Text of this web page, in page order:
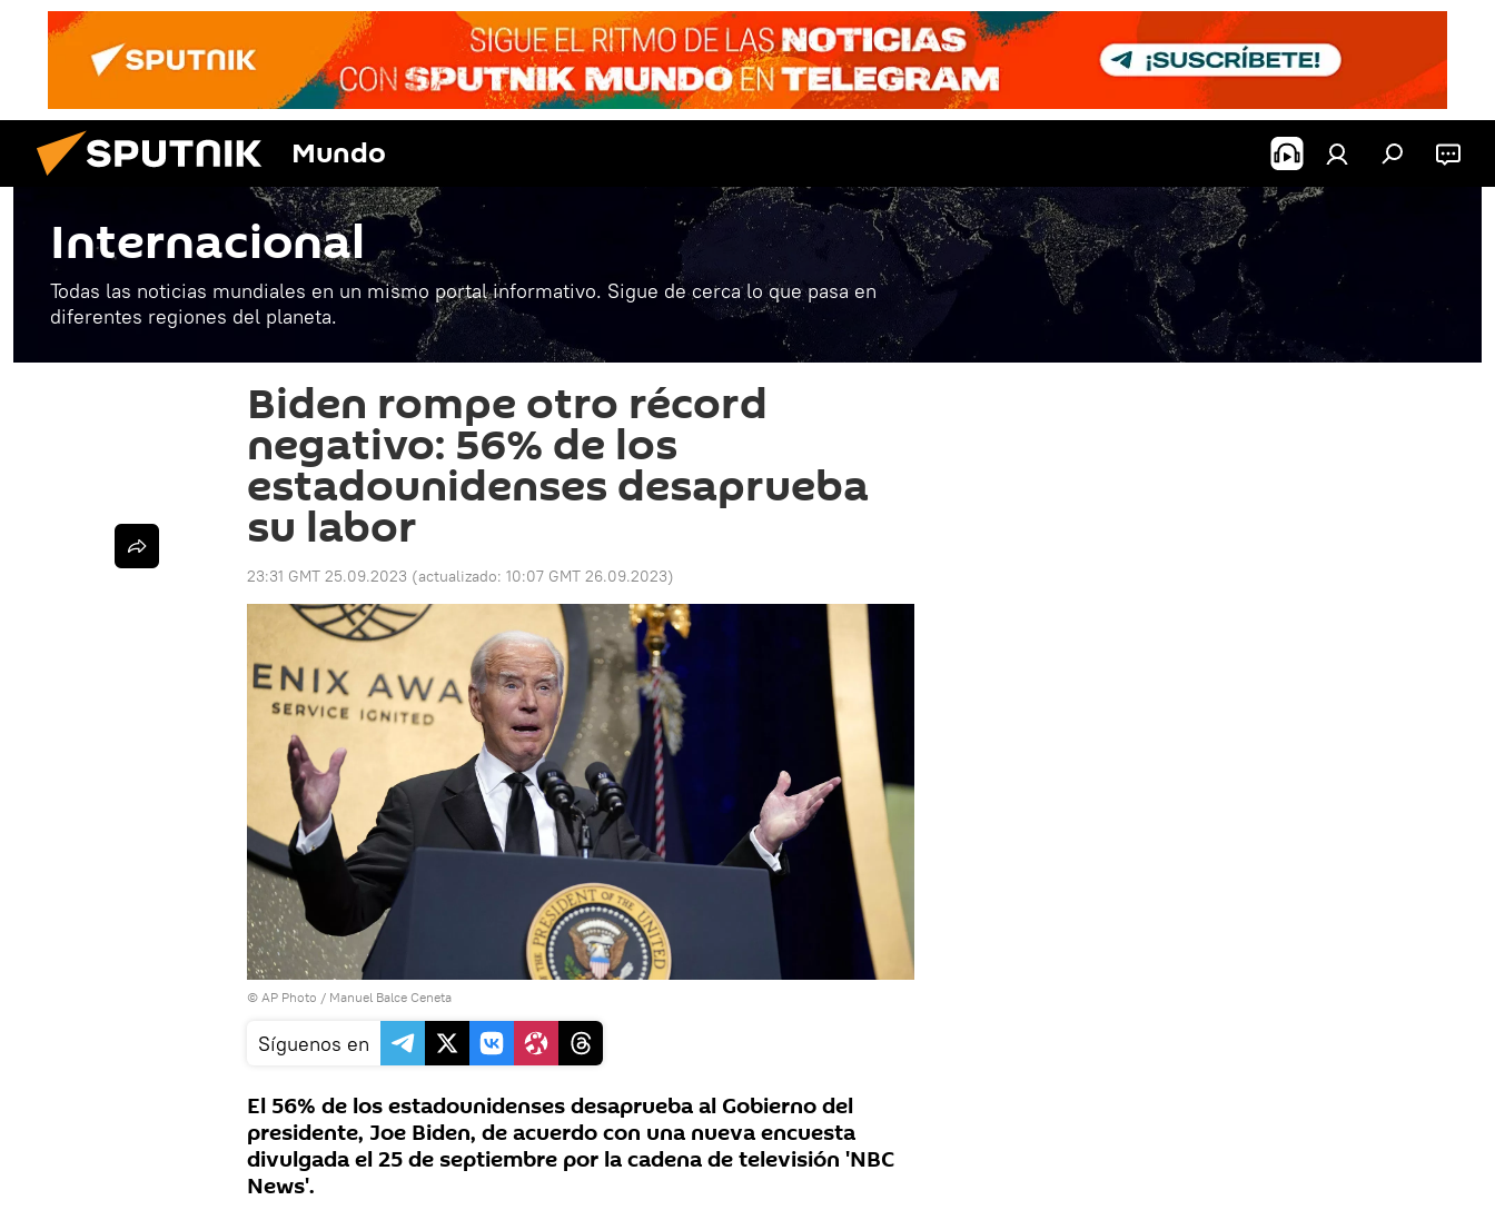
Mundo
Internacional
Todas las noticias mundiales en un mismo portal informativo. Sigue de cerca lo que pasa en
diferentes regiones del planeta.
Biden rompe otro récord
negativo: 56% de los
estadounidenses desaprueba
su labor
23:31 GMT 25.09.2023 (actualizado: 10:07 GMT 26.09.2023)
© AP Photo / Manuel Balce Ceneta
Síguenos en
El 56% de los estadounidenses desaprueba al Gobierno del
presidente, Joe Biden, de acuerdo con una nueva encuesta
divulgada el 25 de septiembre por la cadena de televisión 'NBC
News'.